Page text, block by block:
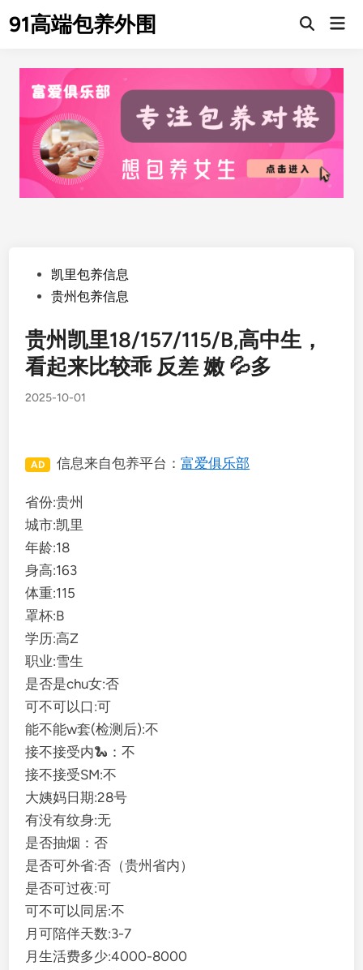
to91高端包养外围
Posted凯里包养信息
贵州包养信息
贵州凯里18/157/115/B,高中生，
看起来比较乖 反差 嫩 💦多
2025-10-01
AD 信息来自包养平台：富爱俱乐部
省份:贵州
城市:凯里
年龄:18
身高:163
体重:115
罩杯:B
学历:高Z
职业:雪生
是否是chu女:否
可不可以口:可
能不能w套(检测后):不
接不接受内🐍：不
接不接受SM:不
大姨妈日期:28号
有没有纹身:无
是否抽烟：否
是否可外省:否（贵州省内）
是否可过夜:可
可不可以同居:不
月可陪伴天数:3-7
月生活费多少:4000-8000